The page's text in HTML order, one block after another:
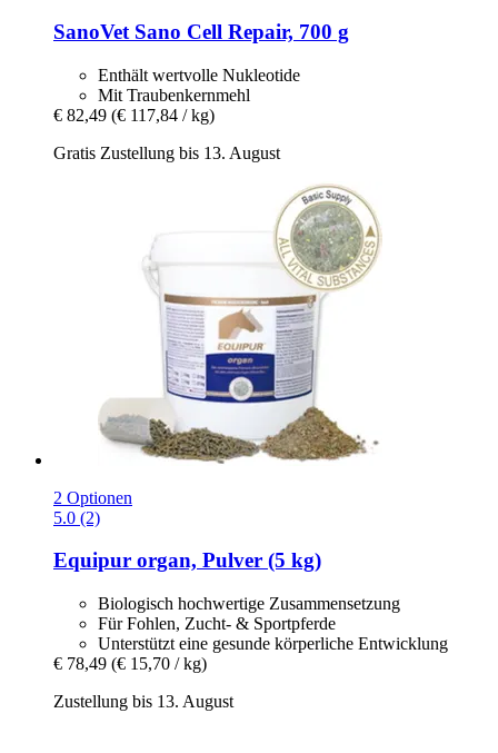
SanoVet Sano Cell Repair, 700 g
Enthält wertvolle Nukleotide
Mit Traubenkernmehl
€ 82,49 (€ 117,84 / kg)
Gratis Zustellung bis 13. August
2 Optionen
5.0 (2)
Equipur organ, Pulver (5 kg)
Biologisch hochwertige Zusammensetzung
Für Fohlen, Zucht- & Sportpferde
Unterstützt eine gesunde körperliche Entwicklung
€ 78,49 (€ 15,70 / kg)
Zustellung bis 13. August